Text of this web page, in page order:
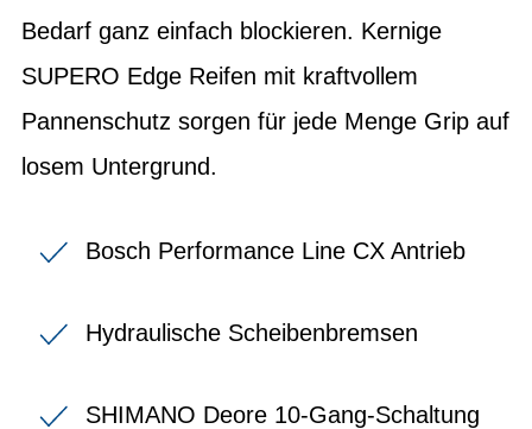
Bedarf ganz einfach blockieren. Kernige
SUPERO Edge Reifen mit kraftvollem
Pannenschutz sorgen für jede Menge Grip auf
losem Untergrund.
Bosch Performance Line CX Antrieb
Hydraulische Scheibenbremsen
SHIMANO Deore 10-Gang-Schaltung